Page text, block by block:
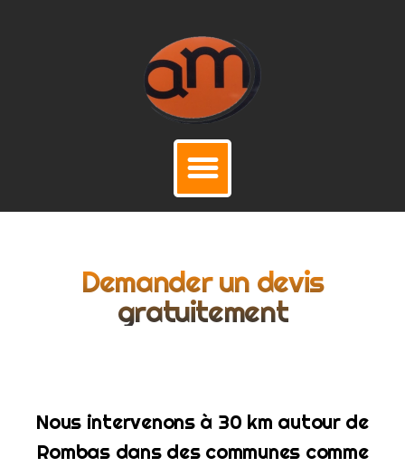
Demander un devis
gratuitement
Nous intervenons à 30 km autour de
Rombas dans des communes comme